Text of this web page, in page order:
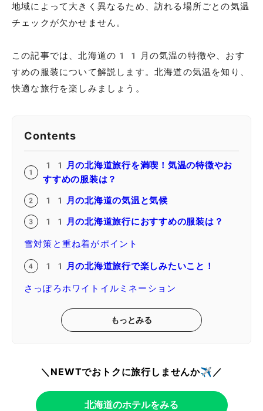
地域によって大きく異なるため、訪れる場所ごとの気温
チェックが欠かせません。
この記事では、北海道の11月の気温の特徴や、おす
すめの服装について解説します。北海道の気温を知り、
快適な旅行を楽しみましょう。
Contents
11月の北海道旅行を満喫！気温の特徴やお
すすめの服装は？
11月の北海道の気温と気候
11月の北海道旅行におすすめの服装は？
雪対策と重ね着がポイント
11月の北海道旅行で楽しみたいこと！
さっぽろホワイトイルミネーション
もっとみる
＼NEWTでおトクに旅行しませんか✈️／
北海道のホテルをみる